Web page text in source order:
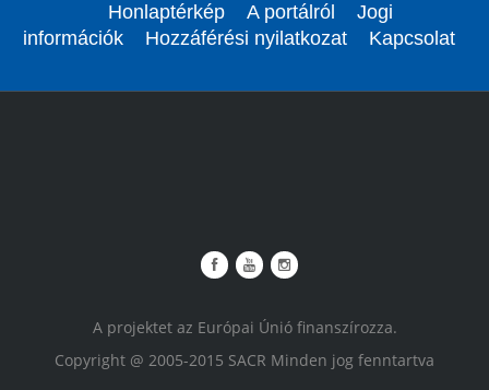
Honlaptérkép A portálról
Jogi
információk
Hozzáférési nyilatkozat Kapcsolat
A projektet az Európai Únió finanszírozza.
Copyright @ 2005-2015 SACR Minden jog fenntartva